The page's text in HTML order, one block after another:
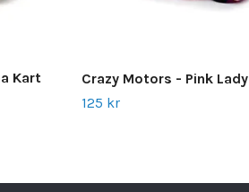
Kart
Crazy Motors - Pink Lady
125 kr